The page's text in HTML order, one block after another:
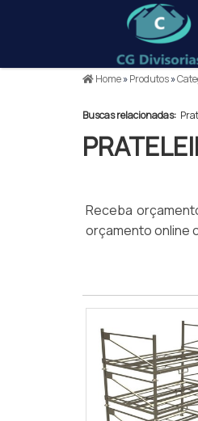
Home»Produtos»
Buscas relacionadas:
Receba
orçamento online